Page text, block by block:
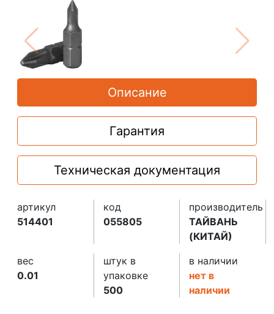
Описание
Гарантия
Техническая документация
артикул
514401
код
055805
производитель
ТАЙВАНЬ
(КИТАЙ)
вес
0.01
штук в
упаковке
500
в наличии
нет в
наличии